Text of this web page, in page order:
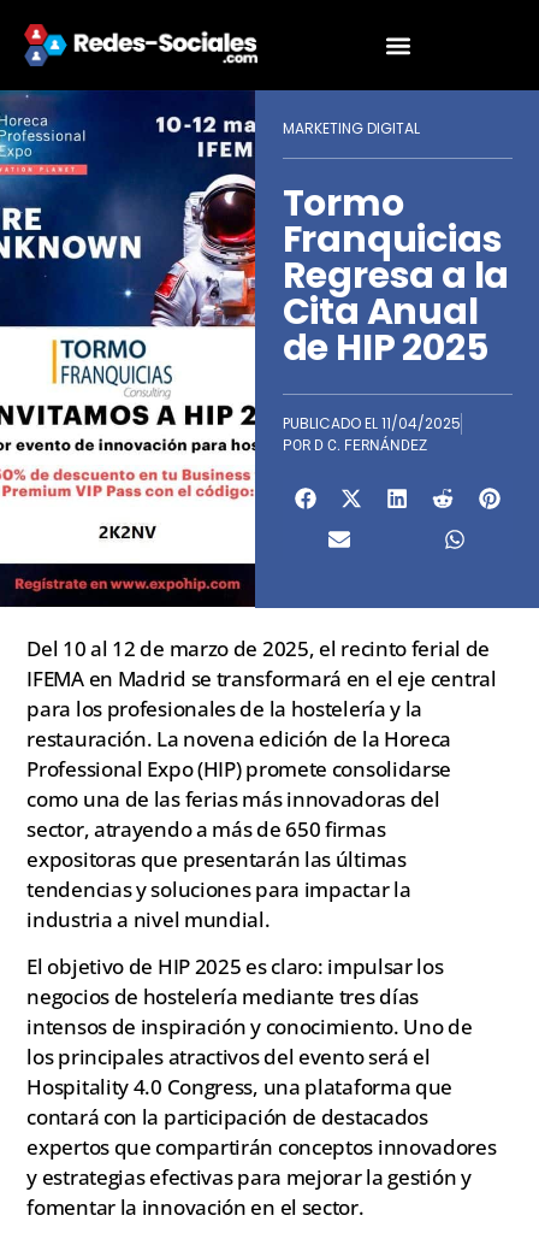
MARKETING DIGITAL
Tormo
Franquicias
Regresa a la
Cita Anual
de HIP 2025
PUBLICADO EL11/04/2025
POR D C. FERNÁNDEZ
Del 10 al 12 de marzo de 2025, el recinto ferial de
IFEMA en Madrid se transformará en el eje central
para los profesionales de la hostelería y la
restauración. La novena edición de la Horeca
Professional Expo (HIP) promete consolidarse
como una de las ferias más innovadoras del
sector, atrayendo a más de 650 firmas
expositoras que presentarán las últimas
tendencias y soluciones para impactar la
industria a nivel mundial.
El objetivo de HIP 2025 es claro: impulsar los
negocios de hostelería mediante tres días
intensos de inspiración y conocimiento. Uno de
los principales atractivos del evento será el
Hospitality 4.0 Congress, una plataforma que
contará con la participación de destacados
expertos que compartirán conceptos innovadores
y estrategias efectivas para mejorar la gestión y
fomentar la innovación en el sector.